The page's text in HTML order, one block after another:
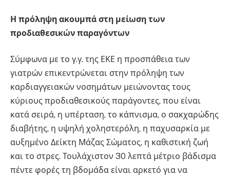
Η πρόληψη ακουμπά στη μείωση των
προδιαθεσικών παραγόντων
Σύμφωνα με το γ.γ. της ΕΚΕ η προσπάθεια των
γιατρών επικεντρώνεται στην πρόληψη των
καρδιαγγειακών νοσημάτων μειώνοντας τους
κύριους προδιαθεσικούς παράγοντες, που είναι
κατά σειρά, η υπέρταση, το κάπνισμα, ο σακχαρώδης
διαβήτης, η υψηλή χοληστερόλη, η παχυσαρκία με
αυξημένο Δείκτη Μάζας Σώματος, η καθιστική ζωή
και το στρες. Τουλάχιστον 30 λεπτά μέτριο βάδισμα
πέντε φορές τη βδομάδα είναι αρκετό για να